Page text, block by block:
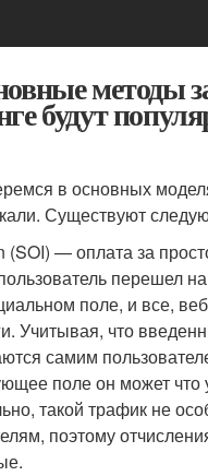
методы
будут
в основных
Существуют
(SOI) — оплата за
перешел
поле, и все,
Учитывая, что
самим
поле он может что
такой трафик не
поэтому